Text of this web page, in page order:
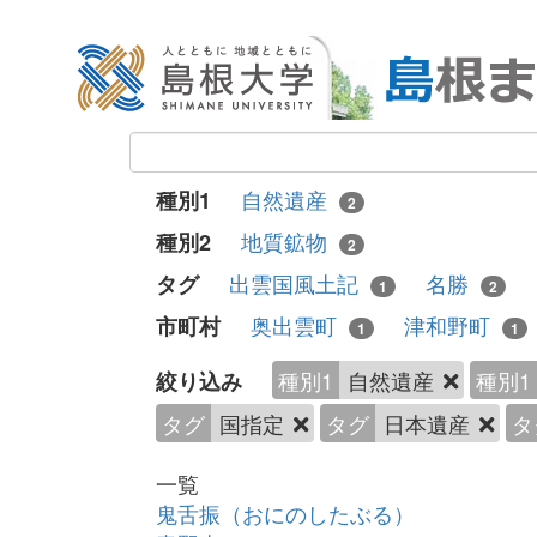
種別1 自然遺産 2
種別2 地質鉱物 2
タグ 出雲国風土記 1 名勝 2
市町村
奥出雲町 1 津和野町 1
絞り込み 種別1 自然遺産
種別1
タグ 国指定 タグ 日本遺産
一覧
鬼舌振（おにのしたぶる）